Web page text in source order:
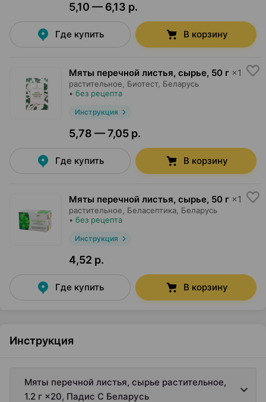
5,10 — 6,13 р.
Где купить В корзину
Мяты перечной листья, сырье, 50 г ×1
растительное, Биотест, Беларусь
• без рецепта
Инструкция
5,78 — 7,05 р.
Где купить В корзину
Мяты перечной листья, сырье, 50 г ×1
растительное, Беласептика , Беларусь
• без рецепта
Инструкция
4,52 р.
Где купить В корзину
Инструкция
Мяты перечной листья, сырье растительное,
1.2 г ×20, Падис С Беларусь